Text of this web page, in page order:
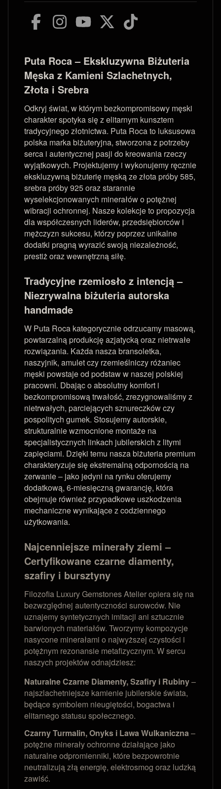
Puta Roca – Ekskluzywna Biżuteria
Męska z Kamieni Szlachetnych,
Złota i Srebra
Odkryj świat, w którym bezkompromisowy męski
charakter spotyka się z elitarnym kunsztem
tradycyjnego złotnictwa. Puta Roca to luksusowa
polska marka biżuteryjna, stworzona z potrzeby
serca i autentycznej pasji do kreowania rzeczy
wyjątkowych. Projektujemy i wykonujemy ręcznie
ekskluzywną biżuterię męską ze złota próby 585,
srebra próby 925 oraz starannie
wyselekcjonowanych minerałów o potężnej
wibracji ochronnej. Nasze kolekcje to propozycja
dla współczesnych liderów, przedsiębiorców i
mężczyzn sukcesu, którzy poprzez unikalne
dodatki pragną wyrazić swoją niezależność,
prestiż oraz wewnętrzną siłę.
Tradycyjne rzemiosło z intencją –
Niezrywalna biżuteria autorska
handmade
W Puta Roca kategorycznie odrzucamy masową,
powtarzalną produkcję azjatycką oraz nietrwałe
rozwiązania. Każda nasza bransoletka,
naszyjnik, amulet czy rzemieślniczy różaniec
męski powstaje od podstaw w naszej polskiej
pracowni. Dbając o absolutny komfort i
bezkompromisową trwałość, zrezygnowaliśmy z
nietrwałych, parciejących sznureczków czy
pospolitych gumek. Stosujemy autorskie,
strukturalnie wzmocnione montaże na
specjalistycznych linkach jubilerskich z litymi
zapięciami. Dzięki temu nasza biżuteria premium
charakteryzuje się ekstremalną odpornością na
zerwanie – jako jedyni na rynku oferujemy
dodatkową, 6-miesięczną gwarancję, która
obejmuje również przypadkowe uszkodzenia
mechaniczne wynikające z codziennego
użytkowania.
Najcenniejsze minerały ziemi –
Certyfikowane czarne diamenty,
szafiry i bursztyny
Filozofia Luxury Gemstones Atelier opiera się na
bezwzględnej autentyczności surowców. Nie
uznajemy syntetycznych imitacji ani sztucznie
barwionych materiałów. Tworzymy kompozycje
nasycone minerałami o najwyższej czystości i
potężnym rezonansie metafizycznym. W sercu
naszych projektów odnajdziesz:
Naturalne Czarne Diamenty, Szafiry i Rubiny–
najszlachetniejsze kamienie jubilerskie świata,
będące symbolem nieugiętości, bogactwa i
elitarnego statusu społecznego.
Czarny Turmalin, Onyks i Lawa Wulkaniczna–
potężne minerały ochronne działające jako
naturalne odpromienniki, które bezpowrotnie
neutralizują złą energię, elektrosmog oraz ludzką
zawiść.